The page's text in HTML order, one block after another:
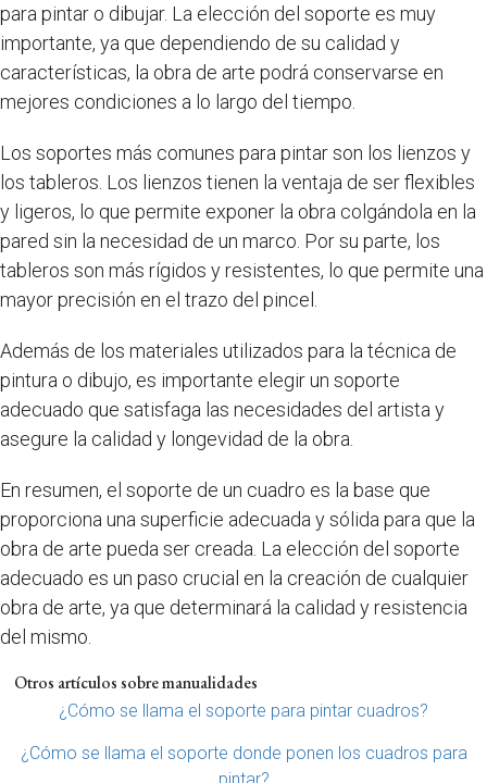
para pintar o dibujar. La elección del soporte es muy
importante, ya que dependiendo de su calidad y
características, la obra de arte podrá conservarse en
mejores condiciones a lo largo del tiempo.
Los soportes más comunes para pintar son los lienzos y
los tableros. Los lienzos tienen la ventaja de ser flexibles
y ligeros, lo que permite exponer la obra colgándola en la
pared sin la necesidad de un marco. Por su parte, los
tableros son más rígidos y resistentes, lo que permite una
mayor precisión en el trazo del pincel.
Además de los materiales utilizados para la técnica de
pintura o dibujo, es importante elegir un soporte
adecuado que satisfaga las necesidades del artista y
asegure la calidad y longevidad de la obra.
En resumen, el soporte de un cuadro es la base que
proporciona una superficie adecuada y sólida para que la
obra de arte pueda ser creada. La elección del soporte
adecuado es un paso crucial en la creación de cualquier
obra de arte, ya que determinará la calidad y resistencia
del mismo.
Otros artículos sobre manualidades
¿Cómo se llama el soporte para pintar cuadros?
¿Cómo se llama el soporte donde ponen los cuadros para
pintar?